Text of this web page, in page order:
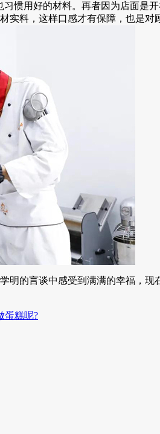
用好的材料。再者因为店面是
实料，这样口感才有保障，也是对
的言谈中感受到满满的幸福，现
蛋糕呢?